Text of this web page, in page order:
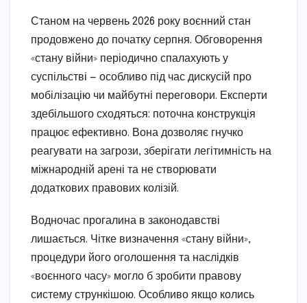
Станом на червень 2026 року воєнний стан
продовжено до початку серпня. Обговорення
«стану війни» періодично спалахують у
суспільстві — особливо під час дискусій про
мобілізацію чи майбутні переговори. Експерти
здебільшого сходяться: поточна конструкція
працює ефективно. Вона дозволяє гнучко
реагувати на загрози, зберігати легітимність на
міжнародній арені та не створювати
додаткових правових колізій.
Водночас прогалина в законодавстві
лишається. Чітке визначення «стану війни»,
процедури його оголошення та наслідків
«воєнного часу» могло б зробити правову
систему стрункішою. Особливо якщо колись